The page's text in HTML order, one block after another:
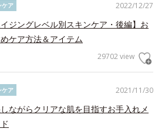
2022/12/27
ケア
イジングレベル別スキンケア・後編】お
ケア方法＆アイテム
29702 view
2021/11/30
ケア
ながらクリアな肌を目指すお手入れメ